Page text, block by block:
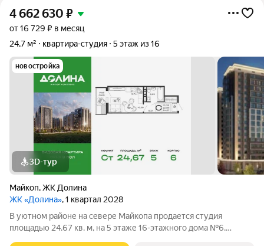
4 662 630 ₽
от 16 729 ₽ в месяц
24,7 м²
квартира-студия 5 этаж из 16
новостройка
3D-тур
Майкоп,ЖК Долина
ЖК «Долина», 1 квартал 2028
В уютном районе на севере Майкопа продается студия
площадью 24.67 кв. м, на 5 этаже 16-этажного дома №6.